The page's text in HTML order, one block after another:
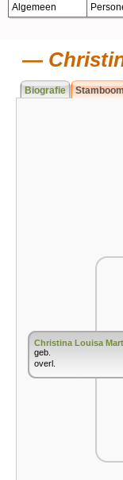
Algemeen
Biografie
Christina Louisa
geb.
overl.